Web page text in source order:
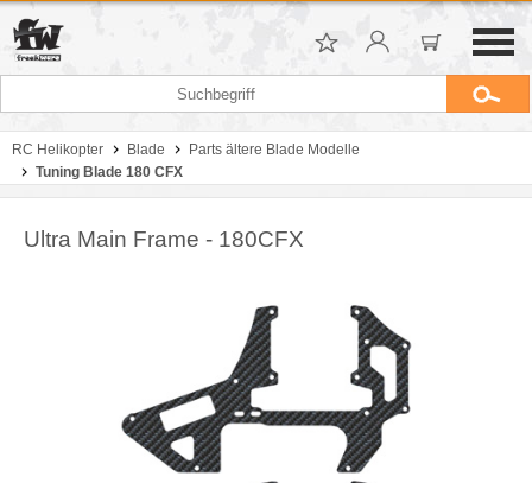
RC Helikopter Blade
Parts ältere Blade Modelle
Tuning Blade 180 CFX
Ultra Main Frame - 180CFX